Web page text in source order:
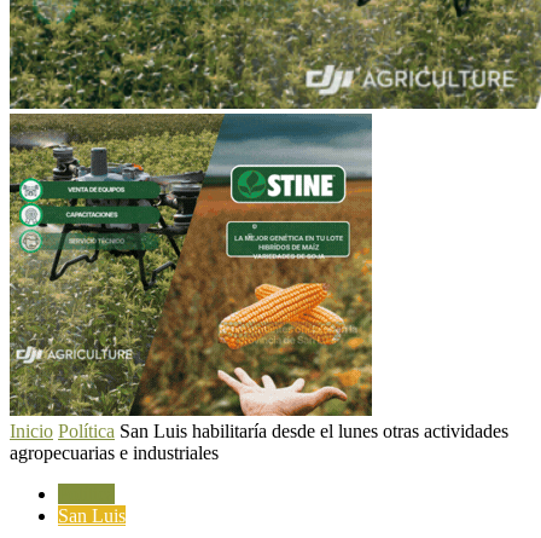
Inicio Política San Luis habilitaría desde el lunes otras actividades
agropecuarias e industriales
San Luis